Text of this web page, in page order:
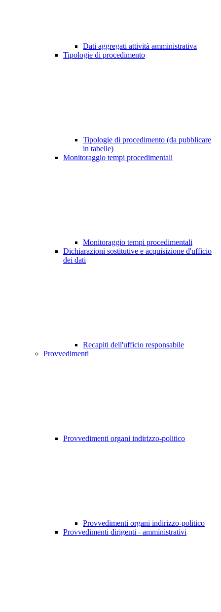
Dati aggregati attività amministrativa
Tipologie di procedimento
Tipologie di procedimento (da pubblicare
in tabelle)
Monitoraggio tempi procedimentali
Monitoraggio tempi procedimentali
Dichiarazioni sostitutive e acquisizione d'ufficio
dei dati
Recapiti dell'ufficio responsabile
Provvedimenti
Provvedimenti organi indirizzo-politico
Provvedimenti organi indirizzo-politico
Provvedimenti dirigenti - amministrativi